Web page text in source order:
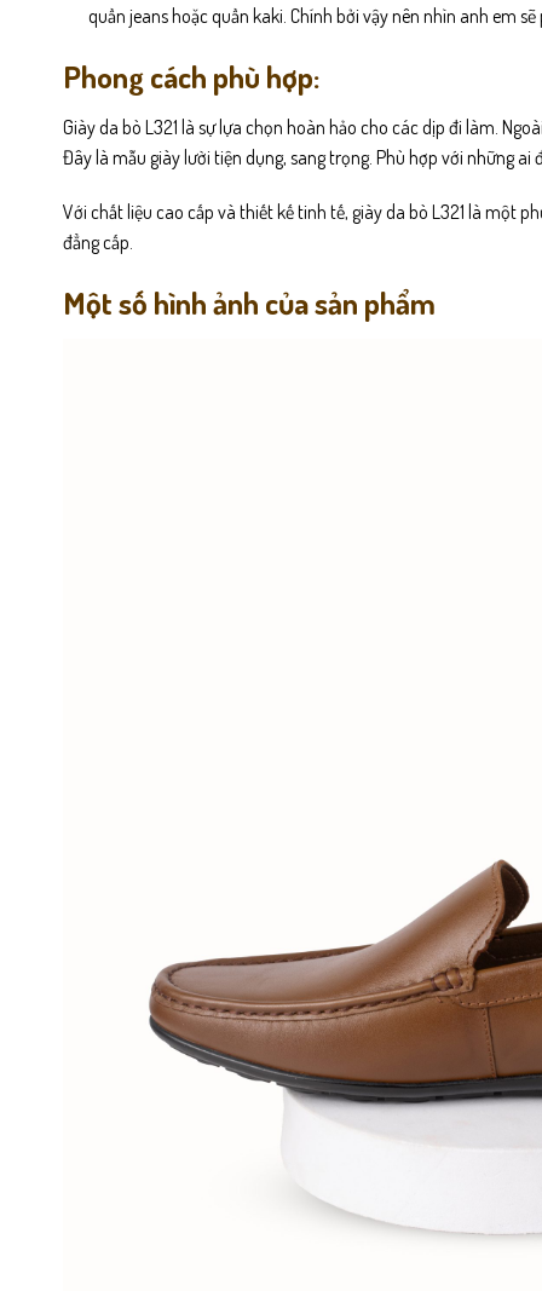
quần jeans hoặc quần kaki. Chính bởi vậy nên nhìn anh em
Phong cách phù hợp:
Giày da bò L321 là sự lựa chọn hoàn hảo cho các dịp đi làm.
Đây là mẫu giày lười tiện dụng, sang trọng. Phù hợp với những
Với chất liệu cao cấp và thiết kế tinh tế, giày da bò L321 là một
đẳng cấp.
Một số hình ảnh của sản phẩm